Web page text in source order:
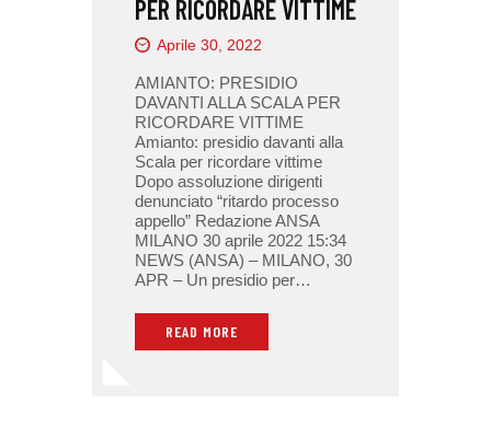
NEWS
PODCAST CUB
TG CUB
INTERNAZIONALE
RASSEGNA STAMPA
PER RICORDARE VITTIME
Aprile 30, 2022
AMIANTO: PRESIDIO
DAVANTI ALLA SCALA PER
RICORDARE VITTIME
Amianto: presidio davanti alla
Scala per ricordare vittime
Dopo assoluzione dirigenti
denunciato “ritardo processo
appello” Redazione ANSA
MILANO 30 aprile 2022 15:34
NEWS (ANSA) – MILANO, 30
APR – Un presidio per…
READ MORE